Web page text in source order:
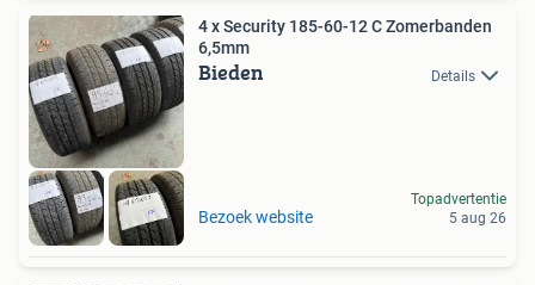
4 x Security 185-60-12 C Zomerbanden
6,5mm
Bieden Details
Bezoek website
Topadvertentie
5 aug 26